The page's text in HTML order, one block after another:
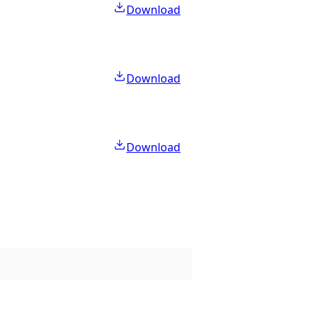
Download
Download
Download